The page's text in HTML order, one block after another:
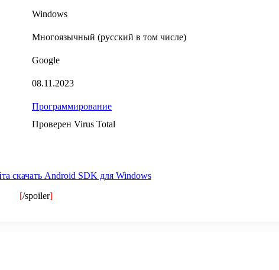
Windows
Многоязычный (русский в том числе)
Google
08.11.2023
Программирование
Проверен Virus Total
скачать Android SDK для Windows
[/spoiler]